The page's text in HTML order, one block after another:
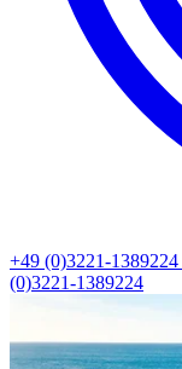
+49 (0)3221-1389224
(0)3221-1389224